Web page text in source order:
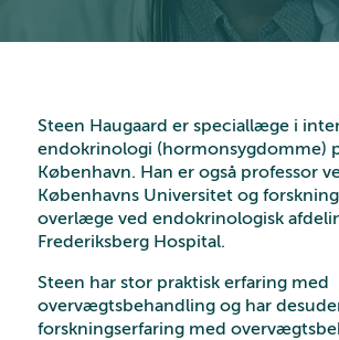
Steen Haugaard er speciallæge i
endokrinologi (hormonsygdomme)
København. Han er også professor
Københavns Universitet og
overlæge ved endokrinologisk
Frederiksberg Hospital.
Steen har stor praktisk erfaring med
overvægtsbehandling og har
forskningserfaring med